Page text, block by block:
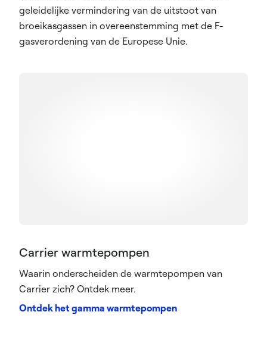
geleidelijke vermindering van de uitstoot van
broeikasgassen in overeenstemming met de F-
gasverordening van de Europese Unie.
Carrier warmtepompen
Waarin onderscheiden de warmtepompen van
Carrier zich? Ontdek meer.
Ontdek het gamma warmtepompen